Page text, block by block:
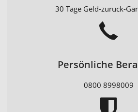
30 Tage Geld-zurück-
Persönliche
0800 8998009